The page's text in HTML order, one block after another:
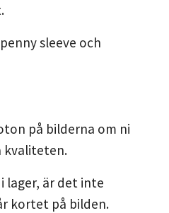
sleeve och
på bilderna om ni
kvaliteten.
lager, är det inte
kortet på bilden.